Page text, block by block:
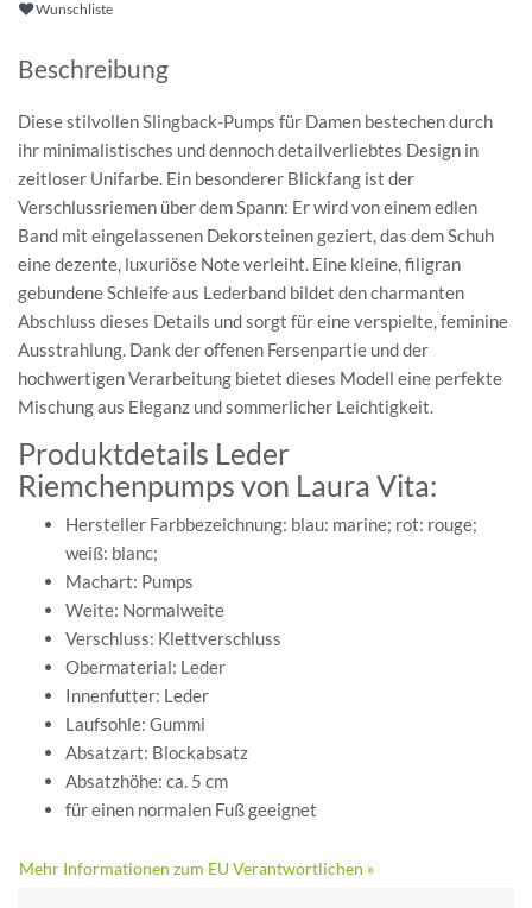
Wunschliste
Beschreibung
Diese stilvollen Slingback-Pumps für Damen bestechen durch
ihr minimalistisches und dennoch detailverliebtes Design in
zeitloser Unifarbe. Ein besonderer Blickfang ist der
Verschlussriemen über dem Spann: Er wird von einem edlen
Band mit eingelassenen Dekorsteinen geziert, das dem Schuh
eine dezente, luxuriöse Note verleiht. Eine kleine, filigran
gebundene Schleife aus Lederband bildet den charmanten
Abschluss dieses Details und sorgt für eine verspielte, feminine
Ausstrahlung. Dank der offenen Fersenpartie und der
hochwertigen Verarbeitung bietet dieses Modell eine perfekte
Mischung aus Eleganz und sommerlicher Leichtigkeit.
Produktdetails Leder
Riemchenpumps von Laura Vita:
Hersteller Farbbezeichnung: blau: marine; rot: rouge;
weiß: blanc;
Machart: Pumps
Weite: Normalweite
Verschluss: Klettverschluss
Obermaterial: Leder
Innenfutter: Leder
Laufsohle: Gummi
Absatzart: Blockabsatz
Absatzhöhe: ca. 5 cm
für einen normalen Fuß geeignet
Mehr Informationen zum EU Verantwortlichen »